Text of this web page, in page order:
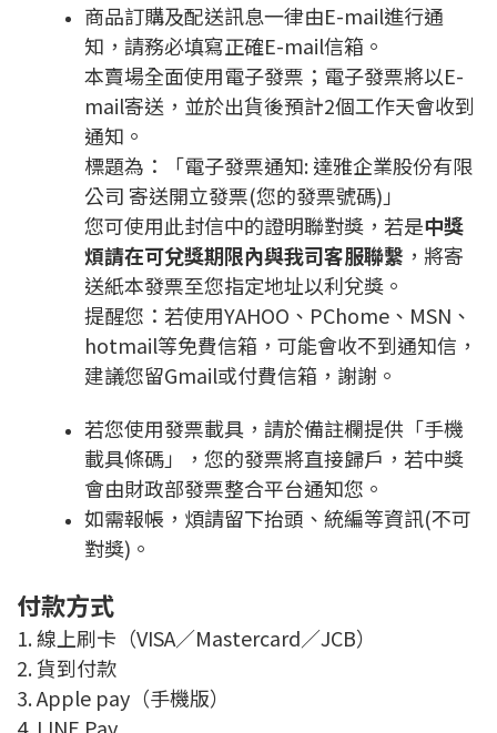
商品訂購及配送訊息一律由E-mail進行通
知，請務必填寫正確E-mail信箱。
本賣場全面使用電子發票；電子發票將以E-
mail寄送，並於出貨後預計2個工作天會收到
通知。
標題為：「電子發票通知: 達雅企業股份有限
公司 寄送開立發票(您的發票號碼)」
您可使用此封信中的證明聯對獎，若是中獎
煩請在可兌獎期限內與我司客服聯繫 ，將寄
送紙本發票至您指定地址以利兌獎。
提醒您：若使用YAHOO、PChome、MSN、
hotmail等免費信箱，可能會收不到通知信，
建議您留Gmail或付費信箱，謝謝。
若您使用發票載具，請於備註欄提供「手機
載具條碼」，您的發票將直接歸戶，若中獎
會由財政部發票整合平台通知您。
如需報帳，煩請留下抬頭、統編等資訊(不可
對獎)。
付款方式
1. 線上刷卡（VISA／Mastercard／JCB）
2. 貨到付款
3. Apple pay（手機版）